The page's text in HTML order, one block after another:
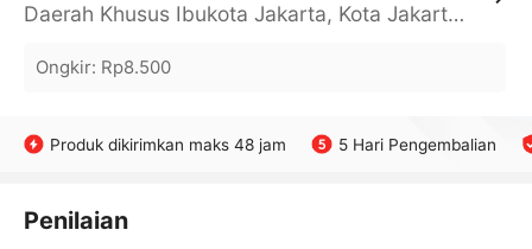
Daerah Khusus Ibukota Jakarta, Kota Jakarta Barat, Cengkareng, yy
Ongkir: Rp8.500
Produk dikirimkan maks 48 jam 5 Hari Pengembalian
Penilaian